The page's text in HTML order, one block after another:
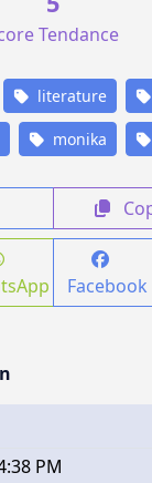
Tendance
literature
monika
Facebook
PM